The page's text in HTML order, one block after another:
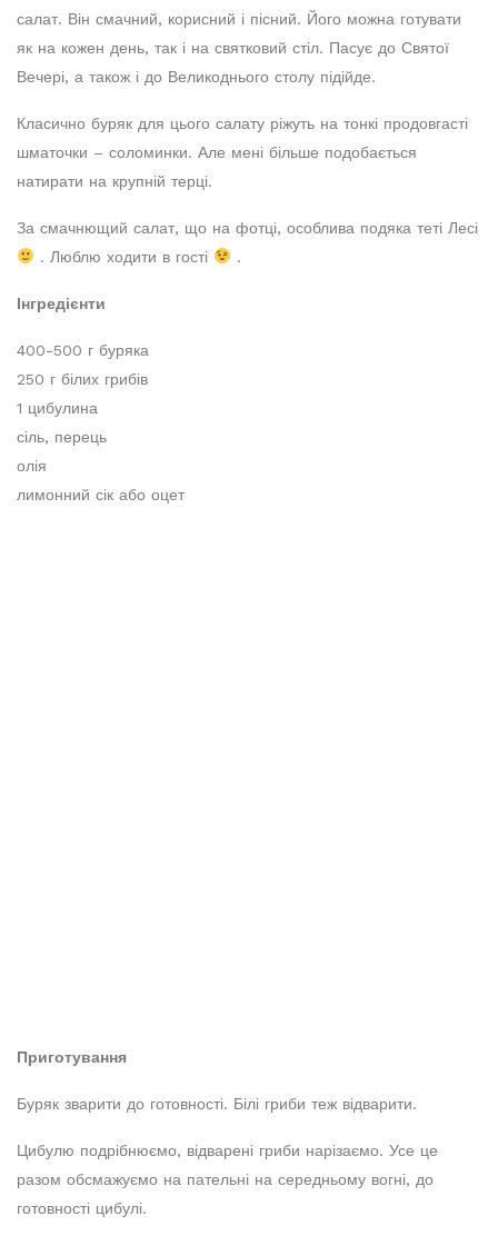
салат. Він смачний, корисний і пісний. Його можна готувати
як на кожен день, так і на святковий стіл. Пасує до Святої
Вечері, а також і до Великоднього столу підійде.
Класично буряк для цього салату ріжуть на тонкі продовгасті
шматочки – соломинки. Але мені більше подобається
натирати на крупній терці.
За смачнющий салат, що на фотці, особлива подяка теті Лесі
. Люблю ходити в гості
.
Інгредієнти
400-500 г буряка
250 г білих грибів
1 цибулина
сіль, перець
олія
лимонний сік або оцет
Приготування
Буряк зварити до готовності. Білі гриби теж відварити.
Цибулю подрібнюємо, відварені гриби нарізаємо. Усе це
разом обсмажуємо на пательні на середньому вогні, до
готовності цибулі.